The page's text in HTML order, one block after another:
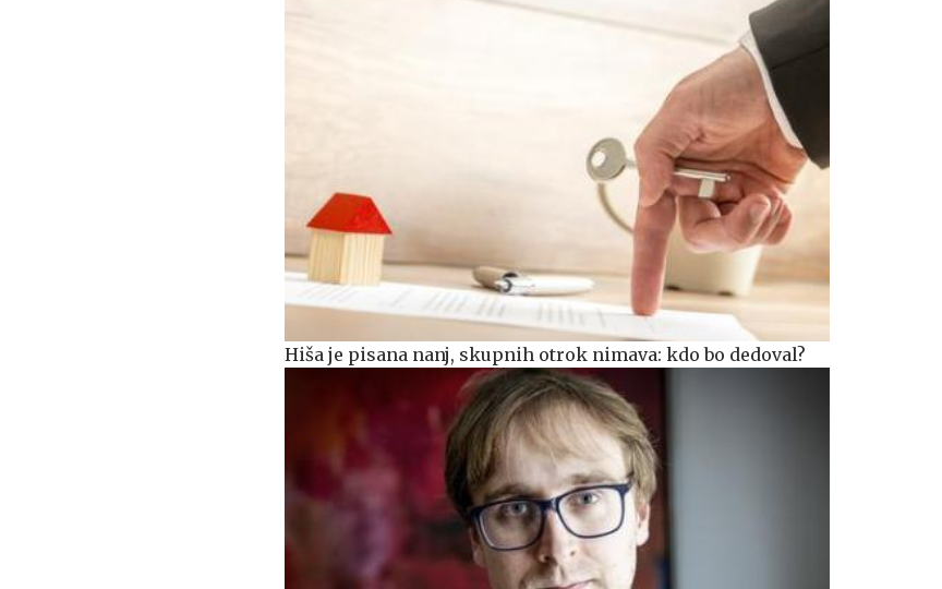
Hiša je pisana nanj, skupnih otrok nimava: kdo bo dedoval?